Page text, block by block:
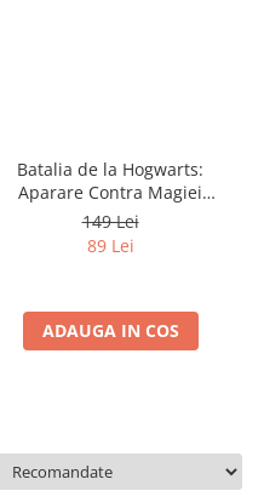
Batalia de la Hogwarts:
Aparare Contra Magiei
Negre (RO)
149 Lei
89 Lei
ADAUGA IN COS